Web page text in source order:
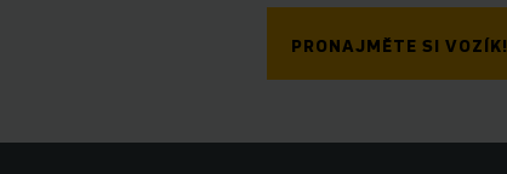
PRONAJMĚTE SI VOZÍK!